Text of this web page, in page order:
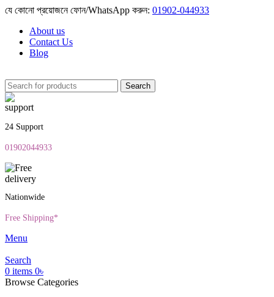
যে কোনো প্রয়োজনে ফোন/WhatsApp করুন: 01902-044933
About us
Contact Us
Blog
Search
24 Support
01902044933
Nationwide
Free Shipping*
Menu
Search
0 items 0৳
Browse Categories